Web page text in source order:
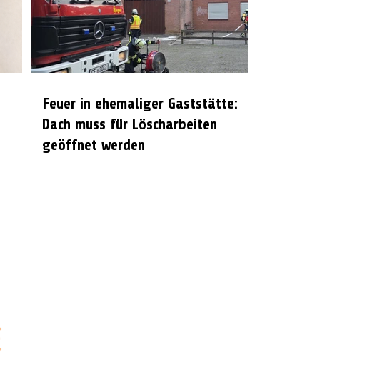
Feuer in ehemaliger Gaststätte:
Dach muss für Löscharbeiten
geöffnet werden